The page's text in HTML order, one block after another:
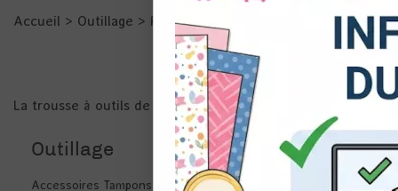
Accueil > Outillage > Petit outillage
La trousse à outils de la scrapeuse : ciseaux, cutters,
Outillage
Accessoires Tampons et pochoirs
et du
précises
Si vous
de la